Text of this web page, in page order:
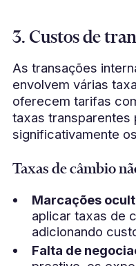
3. Custos de
As transações
envolvem várias
oferecem tarifas
taxas transparentes
significativamente
Taxas de câmbio
Marcações
aplicar taxas de
adicionando
Falta de